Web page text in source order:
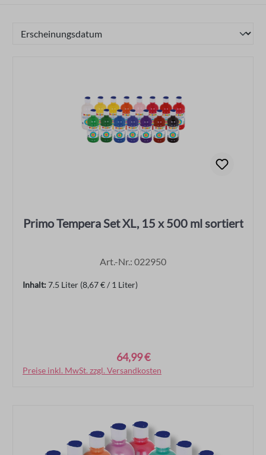
Primo Tempera Set XL, 15 x 500 ml sortiert
Art.-Nr.: 022950
Inhalt: 7.5 Liter (8,67 € / 1 Liter)
64,99 €
Preise inkl. MwSt. zzgl. Versandkosten
In den Warenkorb